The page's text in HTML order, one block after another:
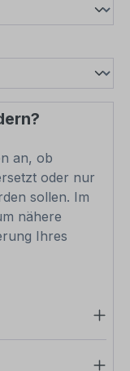
an, ob
oder nur
sollen. Im
nähere
Ihres